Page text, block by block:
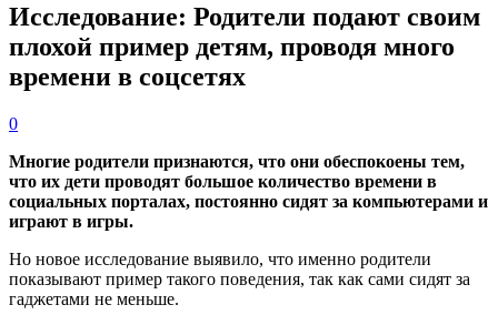
Исследование: Родители подают своим
плохой пример детям, проводя много
времени в соцсетях
0
Многие родители признаются, что они обеспокоены тем,
что их дети проводят большое количество времени в
социальных порталах, постоянно сидят за компьютерами и
играют в игры.
Но новое исследование выявило, что именно родители
показывают пример такого поведения, так как сами сидят за
гаджетами не меньше.